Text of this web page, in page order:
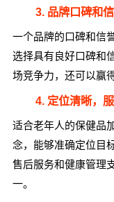
3. 品牌口碑和
一个品牌的口碑和信
选择具有良好口碑和
场竞争力，还可以赢
4. 定位清晰，
适合老年人的保健品
念，能够准确定位目
售后服务和健康管理
一。